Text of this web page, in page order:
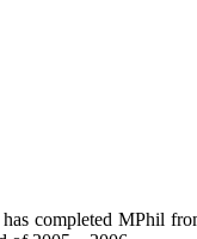
completed MPhil